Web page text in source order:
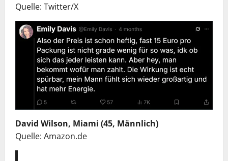
Quelle: Twitter/X
David Wilson, Miami (45, Männlich)
Quelle: Amazon.de